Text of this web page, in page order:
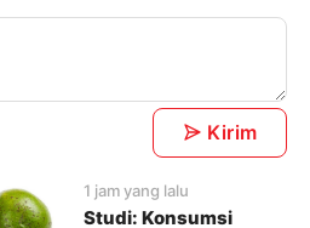
Kirim
1 jam yang lalu
Studi: Konsumsi